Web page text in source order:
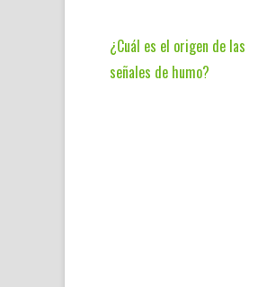
¿Cuál es el origen de las
señales de humo?